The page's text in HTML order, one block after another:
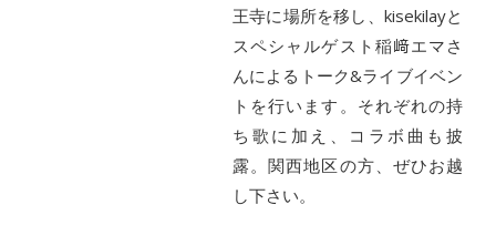
王寺に場所を移し、kisekilayと
スペシャルゲスト稲﨑エマさ
んによるトーク&ライブイベン
トを行います。それぞれの持
ち歌に加え、コラボ曲も披
露。関西地区の方、ぜひお越
し下さい。